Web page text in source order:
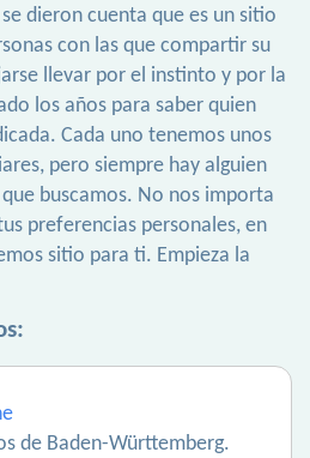
dieron cuenta que es un sitio
con las que compartir su
llevar por el instinto y por la
los años para saber quien
Cada uno tenemos unos
pero siempre hay alguien
buscamos. No nos importa
preferencias personales, en
sitio para ti. Empieza la
de Baden-Württemberg.